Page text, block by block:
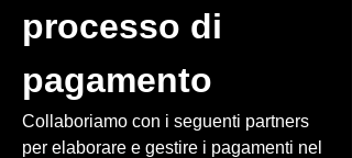
processo di
pagamento
Collaboriamo con i seguenti partners
per elaborare e gestire i pagamenti nel